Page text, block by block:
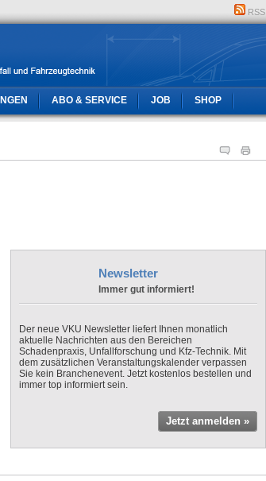
RSS
ABO & SERVICE JOB SHOP
Newsletter
Immer gut informiert!
Der neue VKU Newsletter liefert Ihnen monatlich
aktuelle Nachrichten aus den Bereichen
Schadenpraxis, Unfallforschung und Kfz-Technik. Mit
dem zusätzlichen Veranstaltungskalender verpassen
Sie kein Branchenevent. Jetzt kostenlos bestellen und
immer top informiert sein.
Jetzt anmelden »